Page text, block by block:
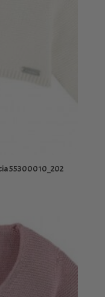
55300010_202